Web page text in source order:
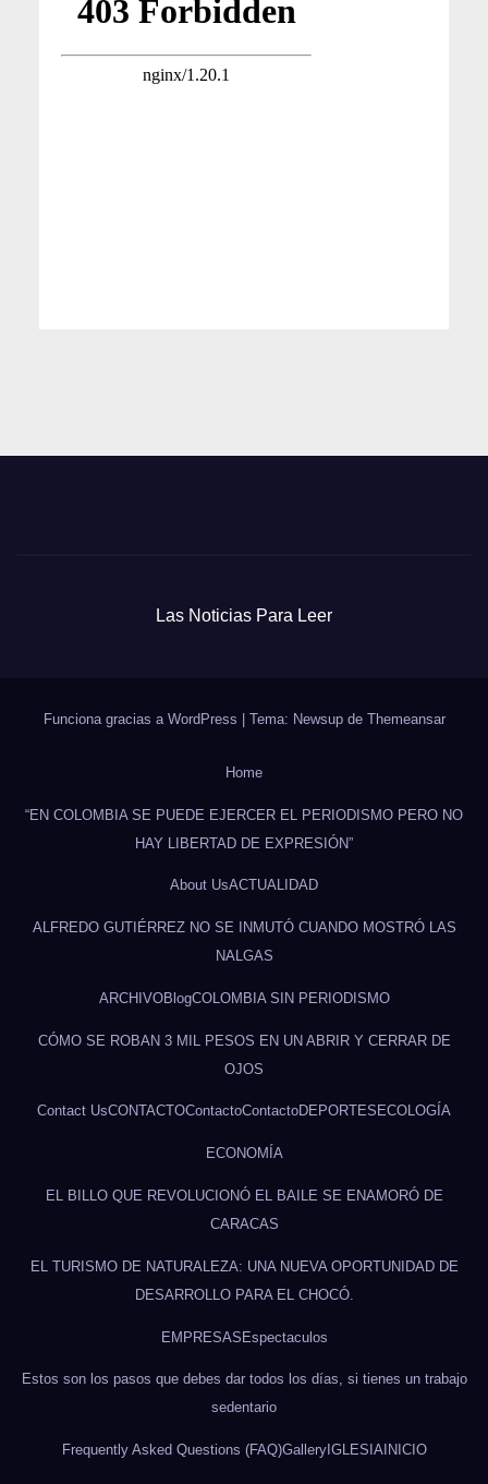
Las Noticias Para Leer
Funciona gracias a WordPress Tema: Newsup de Themeansar
Home
“EN COLOMBIA SE PUEDE EJERCER EL PERIODISMO PERO NO
HAY LIBERTAD DE EXPRESIÓN”
About UsACTUALIDAD
ALFREDO GUTIÉRREZ NO SE INMUTÓ CUANDO MOSTRÓ LAS
NALGAS
ARCHIVOBlogCOLOMBIA SIN PERIODISMO
CÓMO SE ROBAN 3 MIL PESOS EN UN ABRIR Y CERRAR DE
OJOS
Contact UsCONTACTOContactoContactoDEPORTES ECOLOGÍA
ECONOMÍA
EL BILLO QUE REVOLUCIONÓ EL BAILE SE ENAMORÓ DE
CARACAS
EL TURISMO DE NATURALEZA: UNA NUEVA OPORTUNIDAD DE
DESARROLLO PARA EL CHOCÓ.
EMPRESASEspectaculos
Estos son los pasos que debes dar todos los días, si tienes un trabajo
sedentario
Frequently Asked Questions (FAQ)GalleryIGLESIAINICIO